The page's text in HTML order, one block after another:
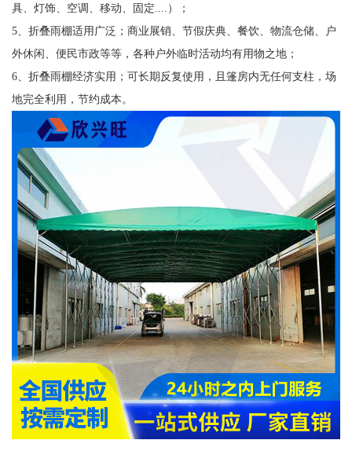
具、灯饰、空调、移动、固定....）；
5、折叠雨棚适用广泛；商业展销、节假庆典、餐饮、物流仓储、户
外休闲、便民市政等等，各种户外临时活动均有用物之地；
6、折叠雨棚经济实用；可长期反复使用，且篷房内无任何支柱，场
地完全利用，节约成本。